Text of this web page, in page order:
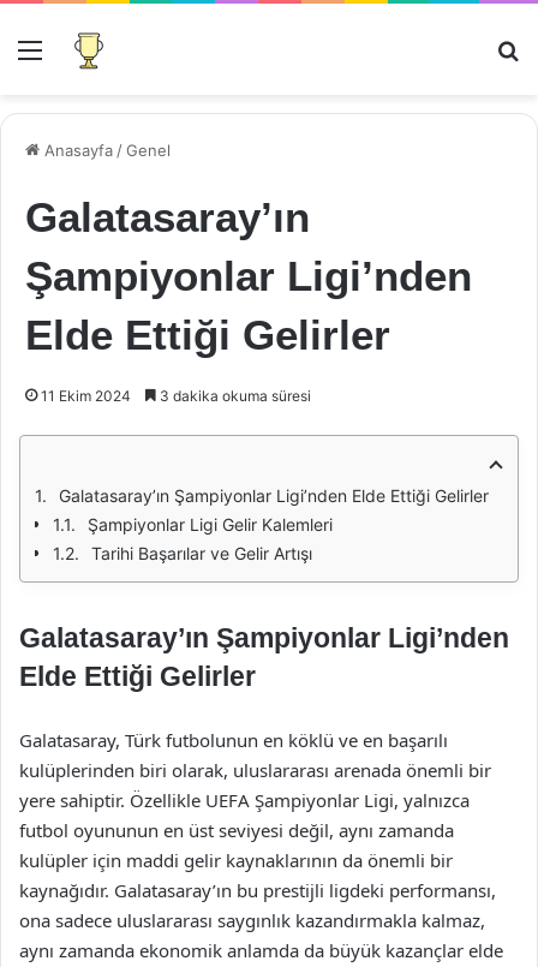
Menü
Anasayfa /Genel
Galatasaray’ın
Şampiyonlar Ligi’nden
Elde Ettiği Gelirler
11 Ekim 2024 3 dakika okuma süresi
Galatasaray’ın Şampiyonlar Ligi’nden Elde Ettiği Gelirler
Şampiyonlar Ligi Gelir Kalemleri
Tarihi Başarılar ve Gelir Artışı
Galatasaray’ın Şampiyonlar Ligi’nden
Elde Ettiği Gelirler
Galatasaray, Türk futbolunun en köklü ve en başarılı
kulüplerinden biri olarak, uluslararası arenada önemli bir
yere sahiptir. Özellikle UEFA Şampiyonlar Ligi, yalnızca
futbol oyununun en üst seviyesi değil, aynı zamanda
kulüpler için maddi gelir kaynaklarının da önemli bir
kaynağıdır. Galatasaray’ın bu prestijli ligdeki performansı,
ona sadece uluslararası saygınlık kazandırmakla kalmaz,
aynı zamanda ekonomik anlamda da büyük kazançlar elde